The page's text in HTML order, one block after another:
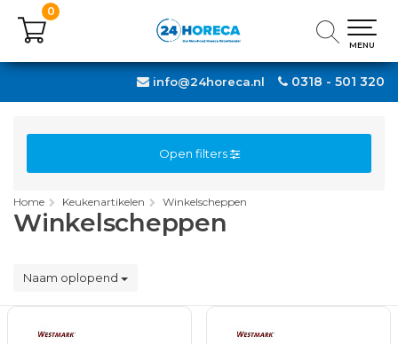
0318 - 501 320
info@24horeca.nl
0
MENU
0
MENU
Open filters
Home Keukenartikelen Winkelscheppen
Winkelscheppen
Naam oplopend